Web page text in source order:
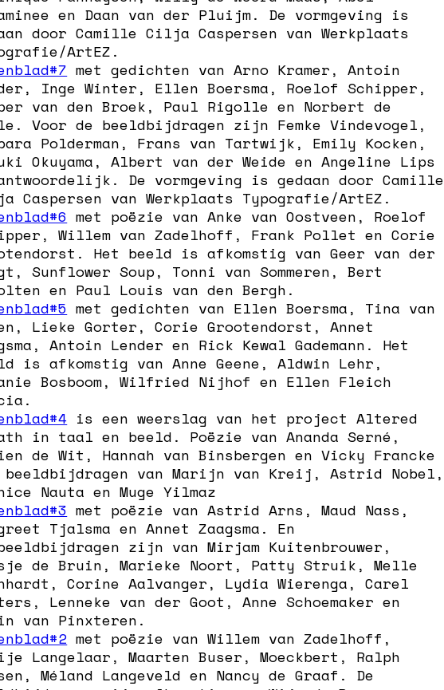
en Daan van der Pluijm. De vormgeving is
door Camille Cilja Caspersen van Werkplaats
ArtEZ.
met gedichten van Arno Kramer, Antoin
Inge Winter, Ellen Boersma, Roelof Schipper,
van den Broek, Paul Rigolle en Norbert de
Voor de beeldbijdragen zijn Femke Vindevogel,
Polderman, Frans van Tartwijk, Emily Kocken,
Okuyama, Albert van der Weide en Angeline Lips
De vormgeving is gedaan door Camille
Caspersen van Werkplaats Typografie/ArtEZ.
met poëzie van Anke van Oostveen, Roelof
Willem van Zadelhoff, Frank Pollet en Corie
Het beeld is afkomstig van Geer van der
Sunflower Soup, Tonni van Sommeren, Bert
en Paul Louis van den Bergh.
met gedichten van Ellen Boersma, Tina van
Lieke Gorter, Corie Grootendorst, Annet
Antoin Lender en Rick Kewal Gademann. Het
is afkomstig van Anne Geene, Aldwin Lehr,
Bosboom, Wilfried Nijhof en Ellen Fleich
is een weerslag van het project Altered
in taal en beeld. Poëzie van Ananda Serné,
de Wit, Hannah van Binsbergen en Vicky Francke
beeldbijdragen van Marijn van Kreij, Astrid Nobel,
Nauta en Muge Yilmaz
met poëzie van Astrid Arns, Maud Nass,
Tjalsma en Annet Zaagsma. En
zijn van Mirjam Kuitenbrouwer,
de Bruin, Marieke Noort, Patty Struik, Melle
Corine Aalvanger, Lydia Wierenga, Carel
Lenneke van der Goot, Anne Schoemaker en
van Pinxteren.
met poëzie van Willem van Zadelhoff,
Langelaar, Maarten Buser, Moeckbert, Ralph
Méland Langeveld en Nancy de Graaf. De